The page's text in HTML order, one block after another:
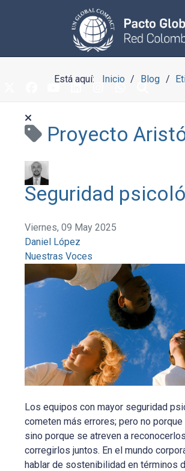
Está aquí: Inicio Blog
Proyecto
Seguridad
Viernes, 09 May 2025
Daniel López
Nuestras Voces
Los equipos con mayor seguridad
cometen más errores; pero no porque
sino porque se atreven a
corregirlos juntos. En el mundo
hablar de sostenibilidad en términos